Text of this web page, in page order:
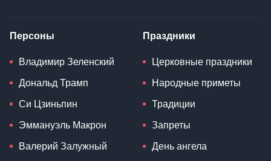
Персоны
Владимир Зеленский
Дональд Трамп
Си Цзиньпин
Эммануэль Макрон
Валерий Залужный
Праздники
Церковные праздники
Народные приметы
Традиции
Запреты
День ангела